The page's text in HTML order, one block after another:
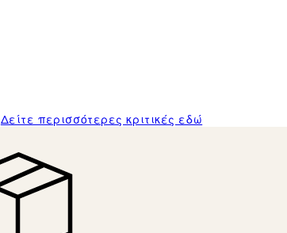
Δείτε περισσότερες κριτικές εδώ